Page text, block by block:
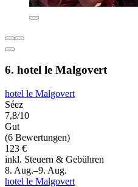
6. hotel le Malgovert
hotel le Malgovert
Séez
7,8/10
Gut
(6 Bewertungen)
123 €
inkl. Steuern & Gebühren
8. Aug.–9. Aug.
hotel le Malgovert